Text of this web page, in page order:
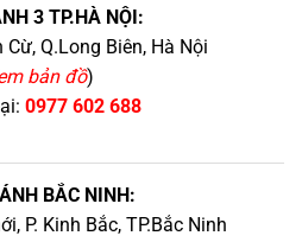
3 TP.HÀ NỘI:
Q.Long Biên, Hà Nội
bản đồ)
0977 602 688
BẮC NINH:
P. Kinh Bắc, TP.Bắc Ninh